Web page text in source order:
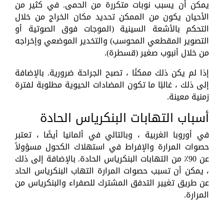
يمكن أن يسبب نوبات متكررة من الحمى. في كثير من
الأحيان يكون من الممكن تحديد مكان الخراج من خلال
التحكم بالأشعة السينية (الموجات فوق الصوتية أو
التصوير المقطعي المحوسب) والتخدير الموضعي وإخراجه
من خلال أنبوب صغير (قسطرة).
إذا لم يكن ذلك ممكنًا ، تصبح الجراحة ضرورية. بالإضافة
إلى ذلك ، غالبًا ما تكون المضادات الحيوية مطلوبة لفترة
زمنية معينة.
أسباب التهابات البنكرياس الحادة
في أوروبا الغربية ، وبالتالي في ألمانيا أيضًا ، تعتبر
حصوات المرارة والإفراط في استهلاك الكحول مسؤولاً
عن 90٪ من التهابات البنكرياس الحادة. بالإضافة إلى ذلك
، يمكن أن تسبب حصوات المرارة التهاب البنكرياس الحاد
عن طريق تغيير التدفق المشترك للصفراء والبنكرياس من
المرارة.